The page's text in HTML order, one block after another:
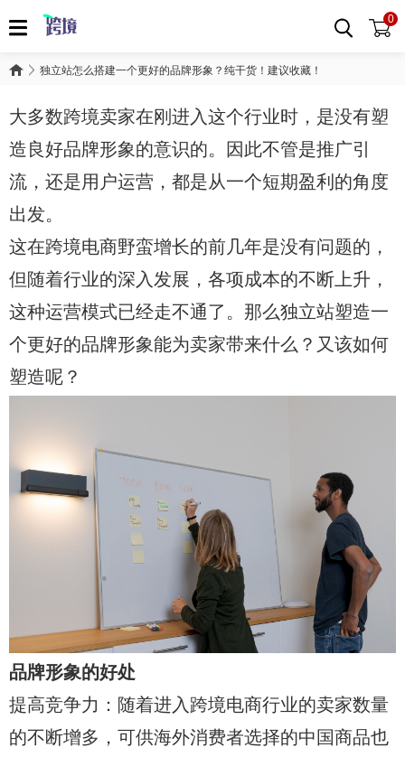
0
独立站怎么搭建一个更好的品牌形象？纯干货！建议收藏！
大多数跨境卖家在刚进入这个行业时，是没有塑
造良好品牌形象的意识的。因此不管是推广引
流，还是用户运营，都是从一个短期盈利的角度
出发。
这在跨境电商野蛮增长的前几年是没有问题的，
但随着行业的深入发展，各项成本的不断上升，
这种运营模式已经走不通了。那么独立站塑造一
个更好的品牌形象能为卖家带来什么？又该如何
塑造呢？
品牌形象的好处
提高竞争力：随着进入跨境电商行业的卖家数量
的不断增多，可供海外消费者选择的中国商品也